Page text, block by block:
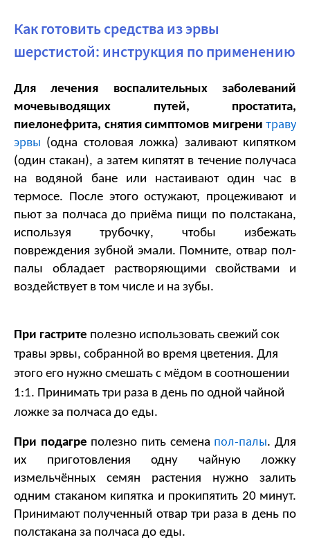
Как готовить средства из эрвы
шерстистой: инструкция по применению
Для лечения воспалительных заболеваний
мочевыводящих путей, простатита,
пиелонефрита, снятия симптомов мигрени траву
эрвы (одна столовая ложка) заливают кипятком
(один стакан), а затем кипятят в течение получаса
на водяной бане или настаивают один час в
термосе. После этого остужают, процеживают и
пьют за полчаса до приёма пищи по полстакана,
используя трубочку, чтобы избежать
повреждения зубной эмали. Помните, отвар пол-
палы обладает растворяющими свойствами и
воздействует в том числе и на зубы.
При гастрите полезно использовать свежий сок
травы эрвы, собранной во время цветения. Для
этого его нужно смешать с мёдом в соотношении
1:1. Принимать три раза в день по одной чайной
ложке за полчаса до еды.
При подагре полезно пить семена пол-палы. Для
их приготовления одну чайную ложку
измельчённых семян растения нужно залить
одним стаканом кипятка и прокипятить 20 минут.
Принимают полученный отвар три раза в день по
полстакана за полчаса до еды.